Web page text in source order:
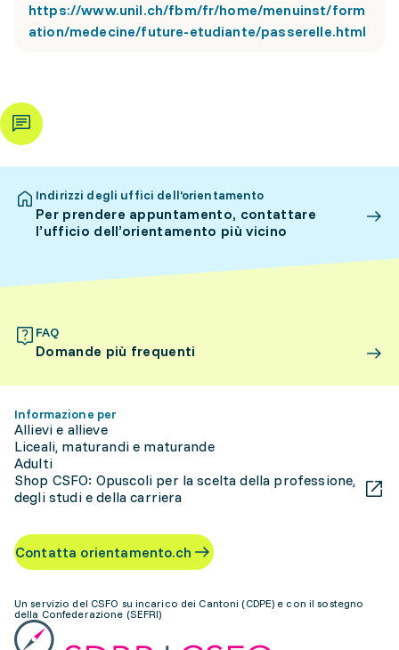
https://www.unil.ch/fbm/fr/home/menuinst/form
ation/medecine/future-etudiante/passerelle.html
Indirizzi degli uffici dell’orientamento
Per prendere appuntamento, contattare
l’ufficio dell’orientamento più vicino
FAQ
Domande più frequenti
Informazione per
Allievi e allieve
Liceali, maturandi e maturande
Adulti
Shop CSFO: Opuscoli per la scelta della professione,
degli studi e della carriera
Contatta orientamento.ch
Un servizio del CSFO su incarico dei Cantoni (CDPE) e con il sostegno
della Confederazione (SEFRI)